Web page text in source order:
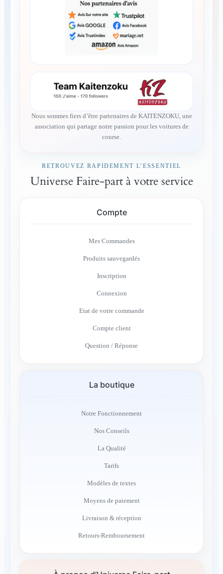
Nous sommes fiers d’être partenaires de KAITENZOKU, une
association qui partage notre passion pour les voitures de
course.
RETROUVEZ RAPIDEMENT L’ESSENTIEL
Universe Faire-part à votre service
Compte
Mes Commandes
Produits sauvegardés
Inscription
Connexion
Etat de votre commande
Compte client
Question / Réponse
La boutique
Notre Fonctionnement
Nos Conseils
La Qualité
Tarifs
Modèles de textes
Moyens de paiement
Livraison & réception
Retours-Remboursement